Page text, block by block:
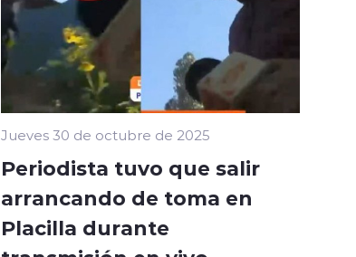
Jueves 30 de octubre de 2025
Periodista tuvo que salir
arrancando de toma en
Placilla durante